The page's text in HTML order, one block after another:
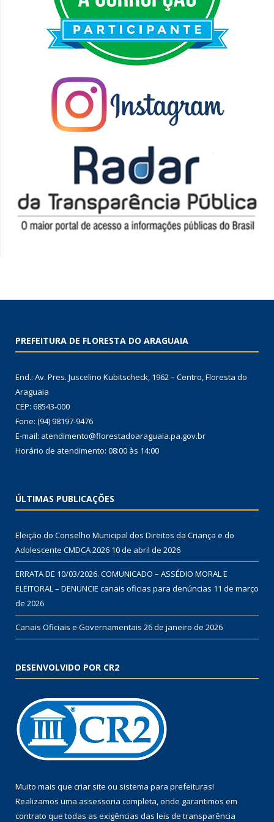
PREFEITURA DE FLORESTA DO ARAGUAIA
End.: Av. Pres. Juscelino Kubitscheck, 1962 – Centro, Floresta do
Araguaia
CEP: 68543-000
Fone: (94) 98197-9476
E-mail: atendimento@florestadoaraguaia.pa.gov.br
Horário de atendimento: 08:00 às 14:00
ÚLTIMAS PUBLICAÇÕES
Eleição do Conselho Municipal dos Direitos da Criança e do
Adolescente CMDCA 2026 10 de abril de 2026
ERRATA DE 10/03/2026. COMUNICADO – ASSÉDIO MORAL E
ELEITORAL – DENUNCIE canais oficias para denúncias 11 de março
de 2026
Canais Oficiais e Governamentais 26 de janeiro de 2026
DESENVOLVIDO POR CR2
Muito mais que criar site ou sistema para prefeituras!
Realizamos uma assessoria completa, onde garantimos em
contrato que todas as exigências das leis de transparência